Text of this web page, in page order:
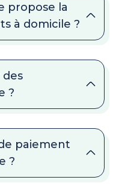
propose la
à domicile ?
?
paiement
?